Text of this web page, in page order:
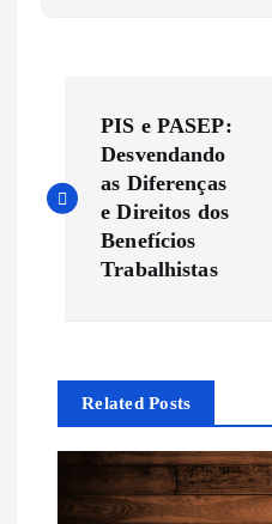
v
a
ç
PIS e PASEP:
Desvendando
as Diferenças
e Direitos dos
Benefícios
Trabalhistas
Related Posts